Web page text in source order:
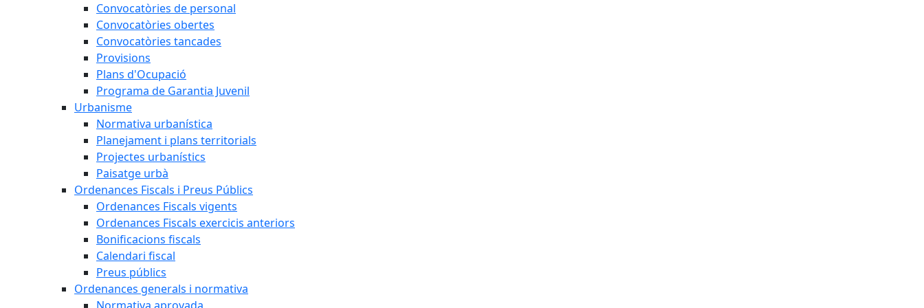
Convocatòries de personal
Convocatòries obertes
Convocatòries tancades
Provisions
Plans d'Ocupació
Programa de Garantia Juvenil
Urbanisme
Normativa urbanística
Planejament i plans territorials
Projectes urbanístics
Paisatge urbà
Ordenances Fiscals i Preus Públics
Ordenances Fiscals vigents
Ordenances Fiscals exercicis anteriors
Bonificacions fiscals
Calendari fiscal
Preus públics
Ordenances generals i normativa